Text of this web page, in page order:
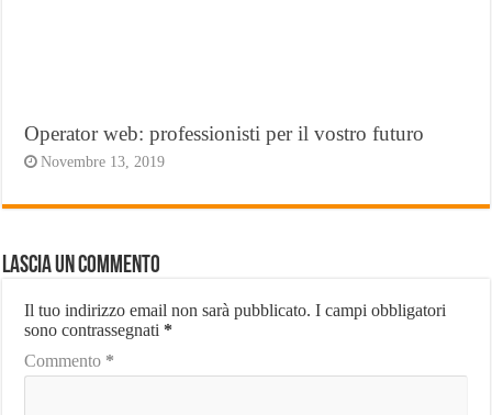
Operator web: professionisti per il vostro futuro
Novembre 13, 2019
Lascia un commento
Il tuo indirizzo email non sarà pubblicato. I campi obbligatori
sono contrassegnati *
Commento *